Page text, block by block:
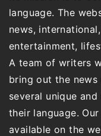
language. The
news,
entertainment,
A team of writers
bring out the
several unique
their language.
available on the